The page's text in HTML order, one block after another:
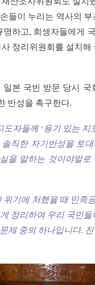
들이 누리는 역사의
하고, 희생자들에게
정리위원회를 설치
본 국빈 방문 당시
반성을 촉구한다.
자들께 ‘용기 있는
직한 자기반성을 토
을 말하는 것이야말
기에 처했을 때 민족
정리하여 우리 국민
제 중의 하나입니다.